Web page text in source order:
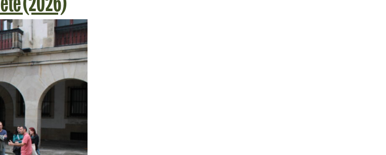
(2026)